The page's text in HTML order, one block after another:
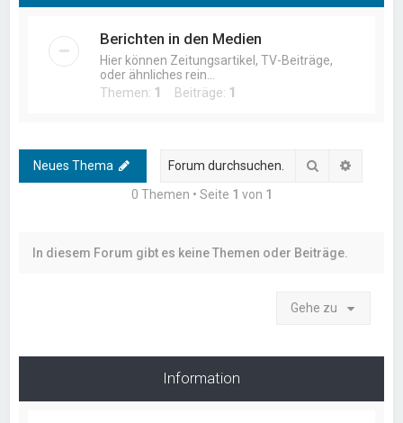
Berichten in den Medien
Hier können Zeitungsartikel, TV-Beiträge,
oder ähnliches rein...
Themen: 1 Beiträge: 1
Neues Thema Suche
0 Themen • Seite 1 von 1
In diesem Forum gibt es keine Themen oder Beiträge.
Gehe zu
Information